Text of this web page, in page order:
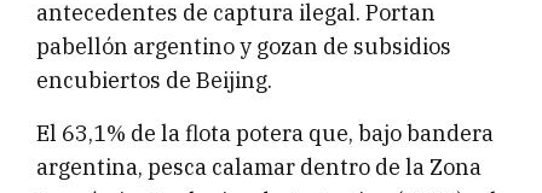
antecedentes de captura ilegal. Portan
pabellón argentino y gozan de subsidios
encubiertos de Beijing.
El 63,1% de la flota potera que, bajo bandera
argentina, pesca calamar dentro de la Zona